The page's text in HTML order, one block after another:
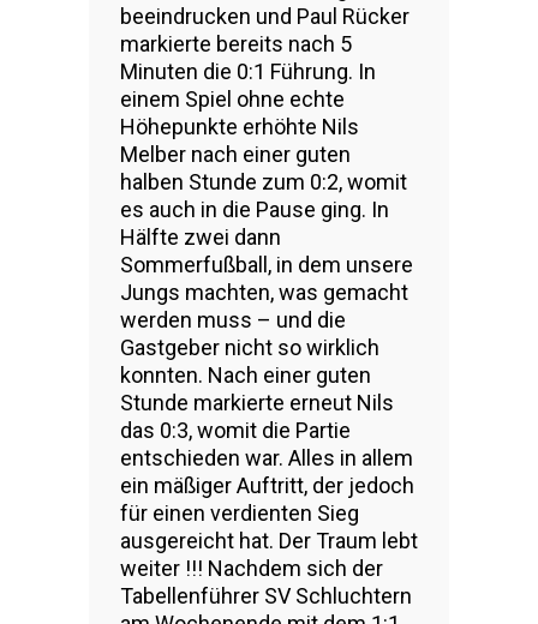
beeindrucken und Paul Rücker
markierte bereits nach 5
Minuten die 0:1 Führung. In
einem Spiel ohne echte
Höhepunkte erhöhte Nils
Melber nach einer guten
halben Stunde zum 0:2, womit
es auch in die Pause ging. In
Hälfte zwei dann
Sommerfußball, in dem unsere
Jungs machten, was gemacht
werden muss – und die
Gastgeber nicht so wirklich
konnten. Nach einer guten
Stunde markierte erneut Nils
das 0:3, womit die Partie
entschieden war. Alles in allem
ein mäßiger Auftritt, der jedoch
für einen verdienten Sieg
ausgereicht hat. Der Traum lebt
weiter !!! Nachdem sich der
Tabellenführer SV Schluchtern